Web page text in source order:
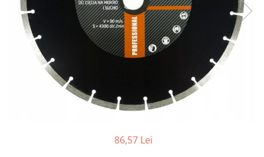
compresoare
Cricuri Auto Hidraulice
Pneumatice si Trapezoidale
Cricuri hidraulice
Cricuri pneumatice
Cricuri trapezoidale
Mixere
Motocositoare si Motosape
Nivela laser
Pistol de vopsit
Rotopercutoare si bormasini
86,57 Lei